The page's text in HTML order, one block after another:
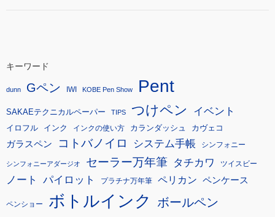
キーワード
dunn Gペン IWI KOBE Pen Show Pent
SAKAEテクニカルペーパー TIPS つけペン イベント
イロフル インク インクの使い方 カランダッシュ カヴェコ
ガラスペン コトバノイロ システム手帳 シンフォニー
シンフォニーアダージオ セーラー万年筆 タチカワ ツイスビー
ノート パイロット プラチナ万年筆 ペリカン ペンケース
ペンショー ボトルインク ボールペン